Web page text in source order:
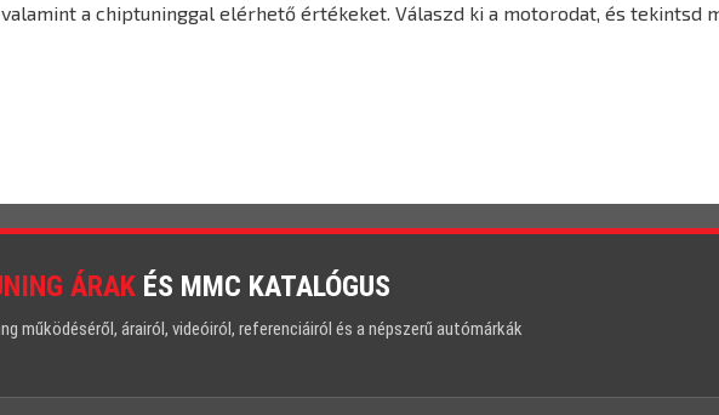
a chiptuninggal elérhető értékeket. Válaszd ki a motorodat, és tekintsd
ÁRAK ÉS MMC KATALÓGUS
működéséről, árairól, videóiról, referenciáiról és a népszerű autómárkák